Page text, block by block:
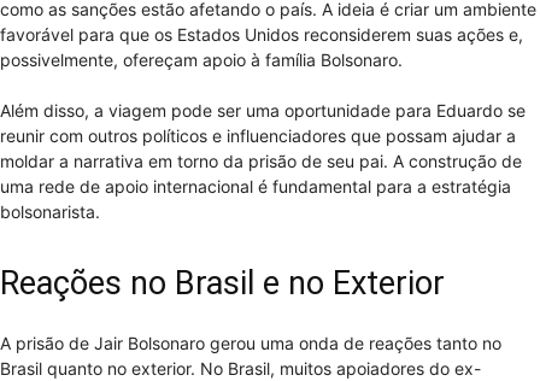
como as sanções estão afetando o país. A ideia é criar um ambiente
favorável para que os Estados Unidos reconsiderem suas ações e,
possivelmente, ofereçam apoio à família Bolsonaro.
Além disso, a viagem pode ser uma oportunidade para Eduardo se
reunir com outros políticos e influenciadores que possam ajudar a
moldar a narrativa em torno da prisão de seu pai. A construção de
uma rede de apoio internacional é fundamental para a estratégia
bolsonarista.
Reações no Brasil e no Exterior
A prisão de Jair Bolsonaro gerou uma onda de reações tanto no
Brasil quanto no exterior. No Brasil, muitos apoiadores do ex-